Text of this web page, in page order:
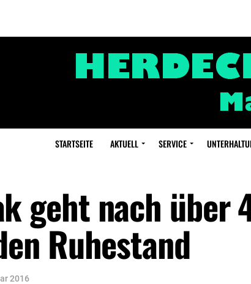
STARTSEITE AKTUELL SERVICE
geht nach über
Ruhestand
2016